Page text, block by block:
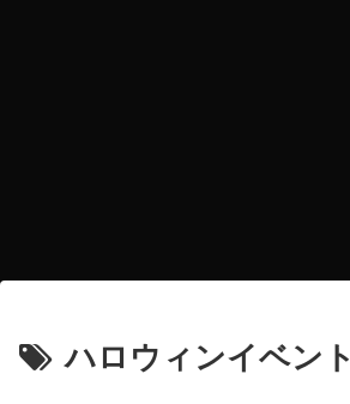
ハロウィンイベント